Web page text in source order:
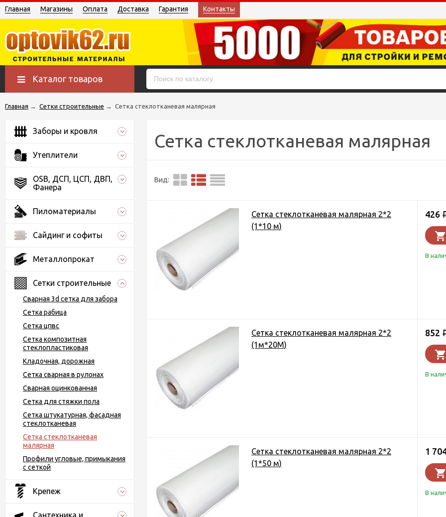
Главная Магазины Оплата Доставка Гарантия Контакты
Каталог товаров
Главная → Сетки строительные → Сетка стеклотканевая малярная
Заборы и кровля
Утеплители
OSB, ДСП, ЦСП, ДВП,
Фанера
Пиломатериалы
Сайдинг и софиты
Металлопрокат
Сетки строительные
Сварная 3d сетка для забора
Сетка рабица
Сетка цпвс
Сетка композитная
стеклопластиковая
Кладочная, дорожная
Сетка сварная в рулонах
Сварная оцинкованная
Сетка для стяжки пола
Сетка штукатурная, фасадная
стеклотканевая
Сетка стеклотканевая
малярная
Профили угловые, примыкания
с сеткой
Крепеж
Сантехника и
Сетка стеклотканевая малярная
Вид:
Сетка стеклотканевая малярная 2*2
(1*10 м)
426
В
Сетка стеклотканевая малярная 2*2
(1м*20М)
852
В
Сетка стеклотканевая малярная 2*2
(1*50 м)
1
В